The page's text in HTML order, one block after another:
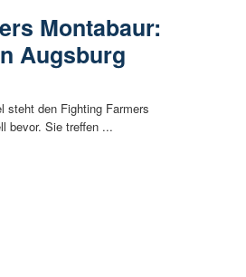
Montabaur:
Augsburg
steht den Fighting Farmers
bevor. Sie treffen ...